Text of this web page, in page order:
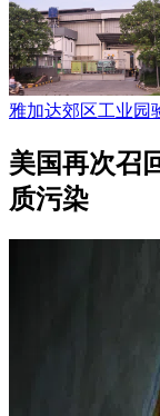
雅加达郊区工业园
美国再次召
质污染